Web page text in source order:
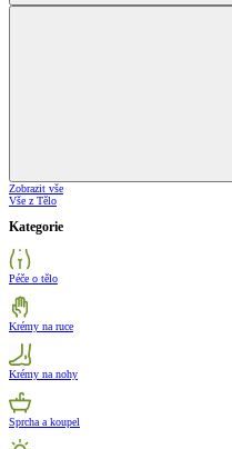
Zobrazit vše
Vše z Tělo
Kategorie
Péče o tělo
Krémy na ruce
Krémy na nohy
Sprcha a koupel